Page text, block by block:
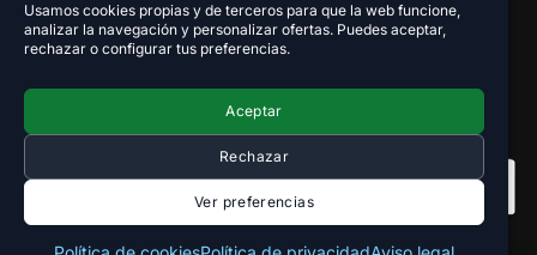
Usamos cookies propias y de terceros para que la web funcione,
analizar la navegación y personalizar ofertas. Puedes aceptar,
rechazar o configurar tus preferencias.
Aceptar
Rechazar
Ver preferencias